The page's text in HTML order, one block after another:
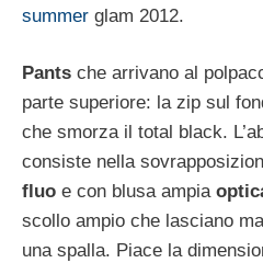
summer glam 2012.
Pants che arrivano al
parte superiore: la zip sul
che smorza il total black.
consiste nella
fluo e con blusa ampia
scollo ampio che lasciano
una spalla. Piace la